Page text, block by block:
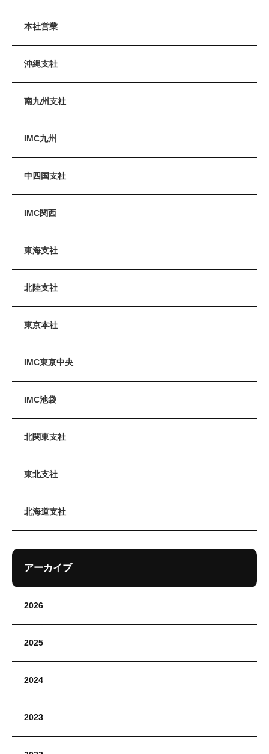
本社営業
沖縄支社
南九州支社
IMC九州
中四国支社
IMC関西
東海支社
北陸支社
東京本社
IMC東京中央
IMC池袋
北関東支社
東北支社
北海道支社
アーカイブ
2026
2025
2024
2023